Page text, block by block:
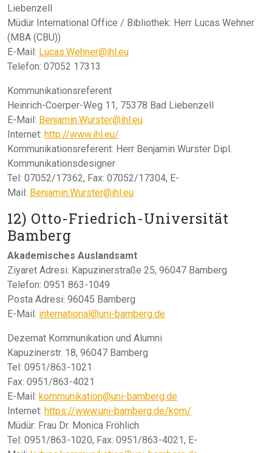
Liebenzell
Müdür International Office / Bibliothek: Herr Lucas Wehner
(MBA (CBU))
E-Mail: Lucas.Wehner@ihl.eu
Telefon: 07052 17313
Kommunikationsreferent
Heinrich-Coerper-Weg 11, 75378 Bad Liebenzell
E-Mail: Benjamin.Wurster@ihl.eu
Internet: http://www.ihl.eu/
Kommunikationsreferent: Herr Benjamin Wurster Dipl.
Kommunikationsdesigner
Tel: 07052/17362, Fax: 07052/17304, E-
Mail: Benjamin.Wurster@ihl.eu
12) Otto-Friedrich-Universität
Bamberg
Akademisches Auslandsamt
Ziyaret Adresi: Kapuzinerstraße 25, 96047 Bamberg
Telefon: 0951 863-1049
Posta Adresi: 96045 Bamberg
E-Mail: international@uni-bamberg.de
Dezernat Kommunikation und Alumni
Kapuzinerstr. 18, 96047 Bamberg
Tel: 0951/863-1021
Fax: 0951/863-4021
E-Mail: kommunikation@uni-bamberg.de
Internet: https://www.uni-bamberg.de/kom/
Müdür: Frau Dr. Monica Fröhlich
Tel: 0951/863-1020, Fax: 0951/863-4021, E-